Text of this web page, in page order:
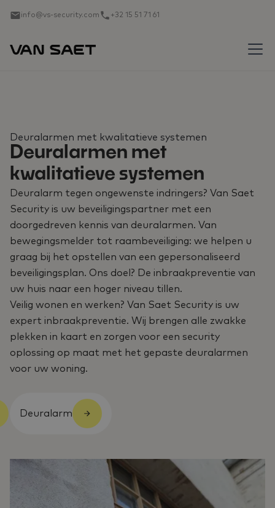
info@vs-security.com +32 15 51 71 61
Deuralarmen met kwalitatieve systemen
Deuralarmen met
kwalitatieve systemen
Deuralarm tegen ongewenste indringers? Van Saet
Security is uw beveiligingspartner met een
doorgedreven kennis van deuralarmen. Van
bewegingsmelder tot raambeveiliging: we helpen u
graag bij het opstellen van een gepersonaliseerd
beveiligingsplan. Ons doel? De inbraakpreventie van
uw huis naar een hoger niveau tillen.
Veilig wonen en werken? Van Saet Security is uw
expert inbraakpreventie. Wij brengen alle zwakke
plekken in kaart en zorgen voor een security
oplossing op maat met het gepaste deuralarmen
voor uw woning.
Deuralarm